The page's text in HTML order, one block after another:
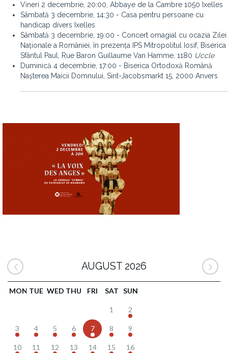
Vineri 2 decembrie, 20:00, Abbaye de la Cambre 1050 Ixelles
Sâmbată 3 decembrie, 14:30 - Casa pentru persoane cu
handicap divers Ixelles
Sâmbată 3 decembrie, 19:00 - Concert omagial cu ocazia Zilei
Naționale a României, în prezența IPS Mitropolitul Iosif, Biserica
Sfântul Paul,
Rue Baron Guillaume Van Hamme, 1180 Uccle
Duminică 4 decembrie, 17:00 - Biserica Ortodoxă Română
Nașterea Maicii Domnului, Sint-Jacobsmarkt 15, 2000 Anvers
AUGUST 2026
MON TUE WED THU FRI SAT SUN
1 2
3 4 5 6 7 8 9
10 11 12 13 14 15 16